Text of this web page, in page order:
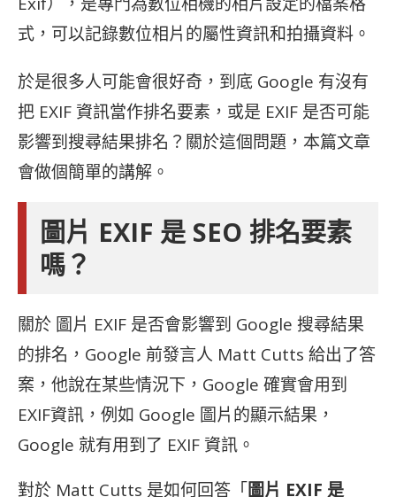
式，可以記錄數位相片的屬性資訊和拍攝資料。
於是很多人可能會很好奇，到底 Google 有沒有
把 EXIF 資訊當作排名要素，或是 EXIF 是否可能
影響到搜尋結果排名？關於這個問題，本篇文章
會做個簡單的講解。
圖片 EXIF 是 SEO 排名要素
嗎？
關於 圖片 EXIF 是否會影響到 Google 搜尋結果
的排名，Google 前發言人 Matt Cutts 給出了答
案，他說在某些情況下，Google 確實會用到
EXIF資訊，例如 Google 圖片的顯示結果，
Google 就有用到了 EXIF 資訊。
對於 Matt Cutts 是如何回答「圖片 EXIF 是